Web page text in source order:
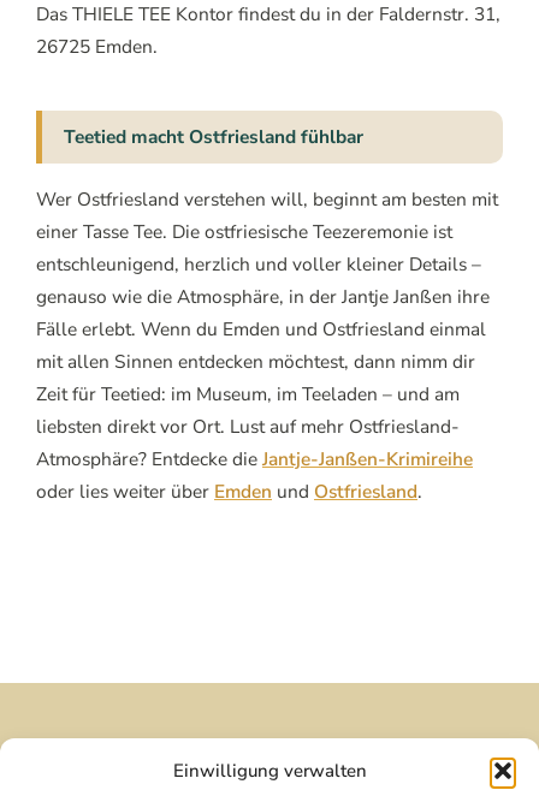
Einwilligung verwalten
Das THIELE TEE Kontor findest du in der Faldernstr. 31,
26725 Emden.
Teetied macht Ostfriesland fühlbar
Wer Ostfriesland verstehen will, beginnt am besten mit
einer Tasse Tee. Die ostfriesische Teezeremonie ist
entschleunigend, herzlich und voller kleiner Details –
genauso wie die Atmosphäre, in der Jantje Janßen ihre
Fälle erlebt. Wenn du Emden und Ostfriesland einmal
mit allen Sinnen entdecken möchtest, dann nimm dir
Zeit für Teetied: im Museum, im Teeladen – und am
liebsten direkt vor Ort. Lust auf mehr Ostfriesland-
Atmosphäre? Entdecke dieJantje-Janßen-Krimireihe
oder lies weiter über Emden und Ostfriesland.
sagen? Ich freue mich über deine